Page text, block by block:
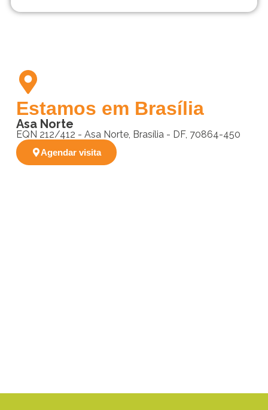
Estamos em Brasília
Asa Norte
EQN 212/412 - Asa Norte, Brasília - DF, 70864-450
Agendar visita